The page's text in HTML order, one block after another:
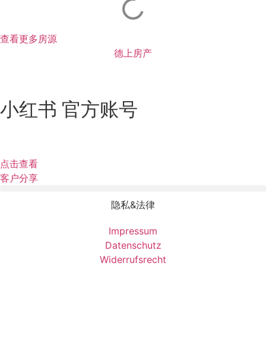
查看更多房源
德上房产
小红书 官方账号
点击查看
客户分享
隐私&法律
Impressum
Datenschutz
Widerrufsrecht